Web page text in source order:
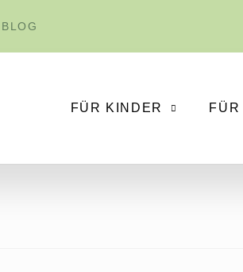
BLOG
FÜR KINDER FÜR